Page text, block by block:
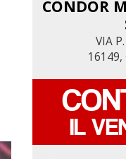
CONDOR
VIA
16149,
IL
CONDOR
VIA
16149,
IL